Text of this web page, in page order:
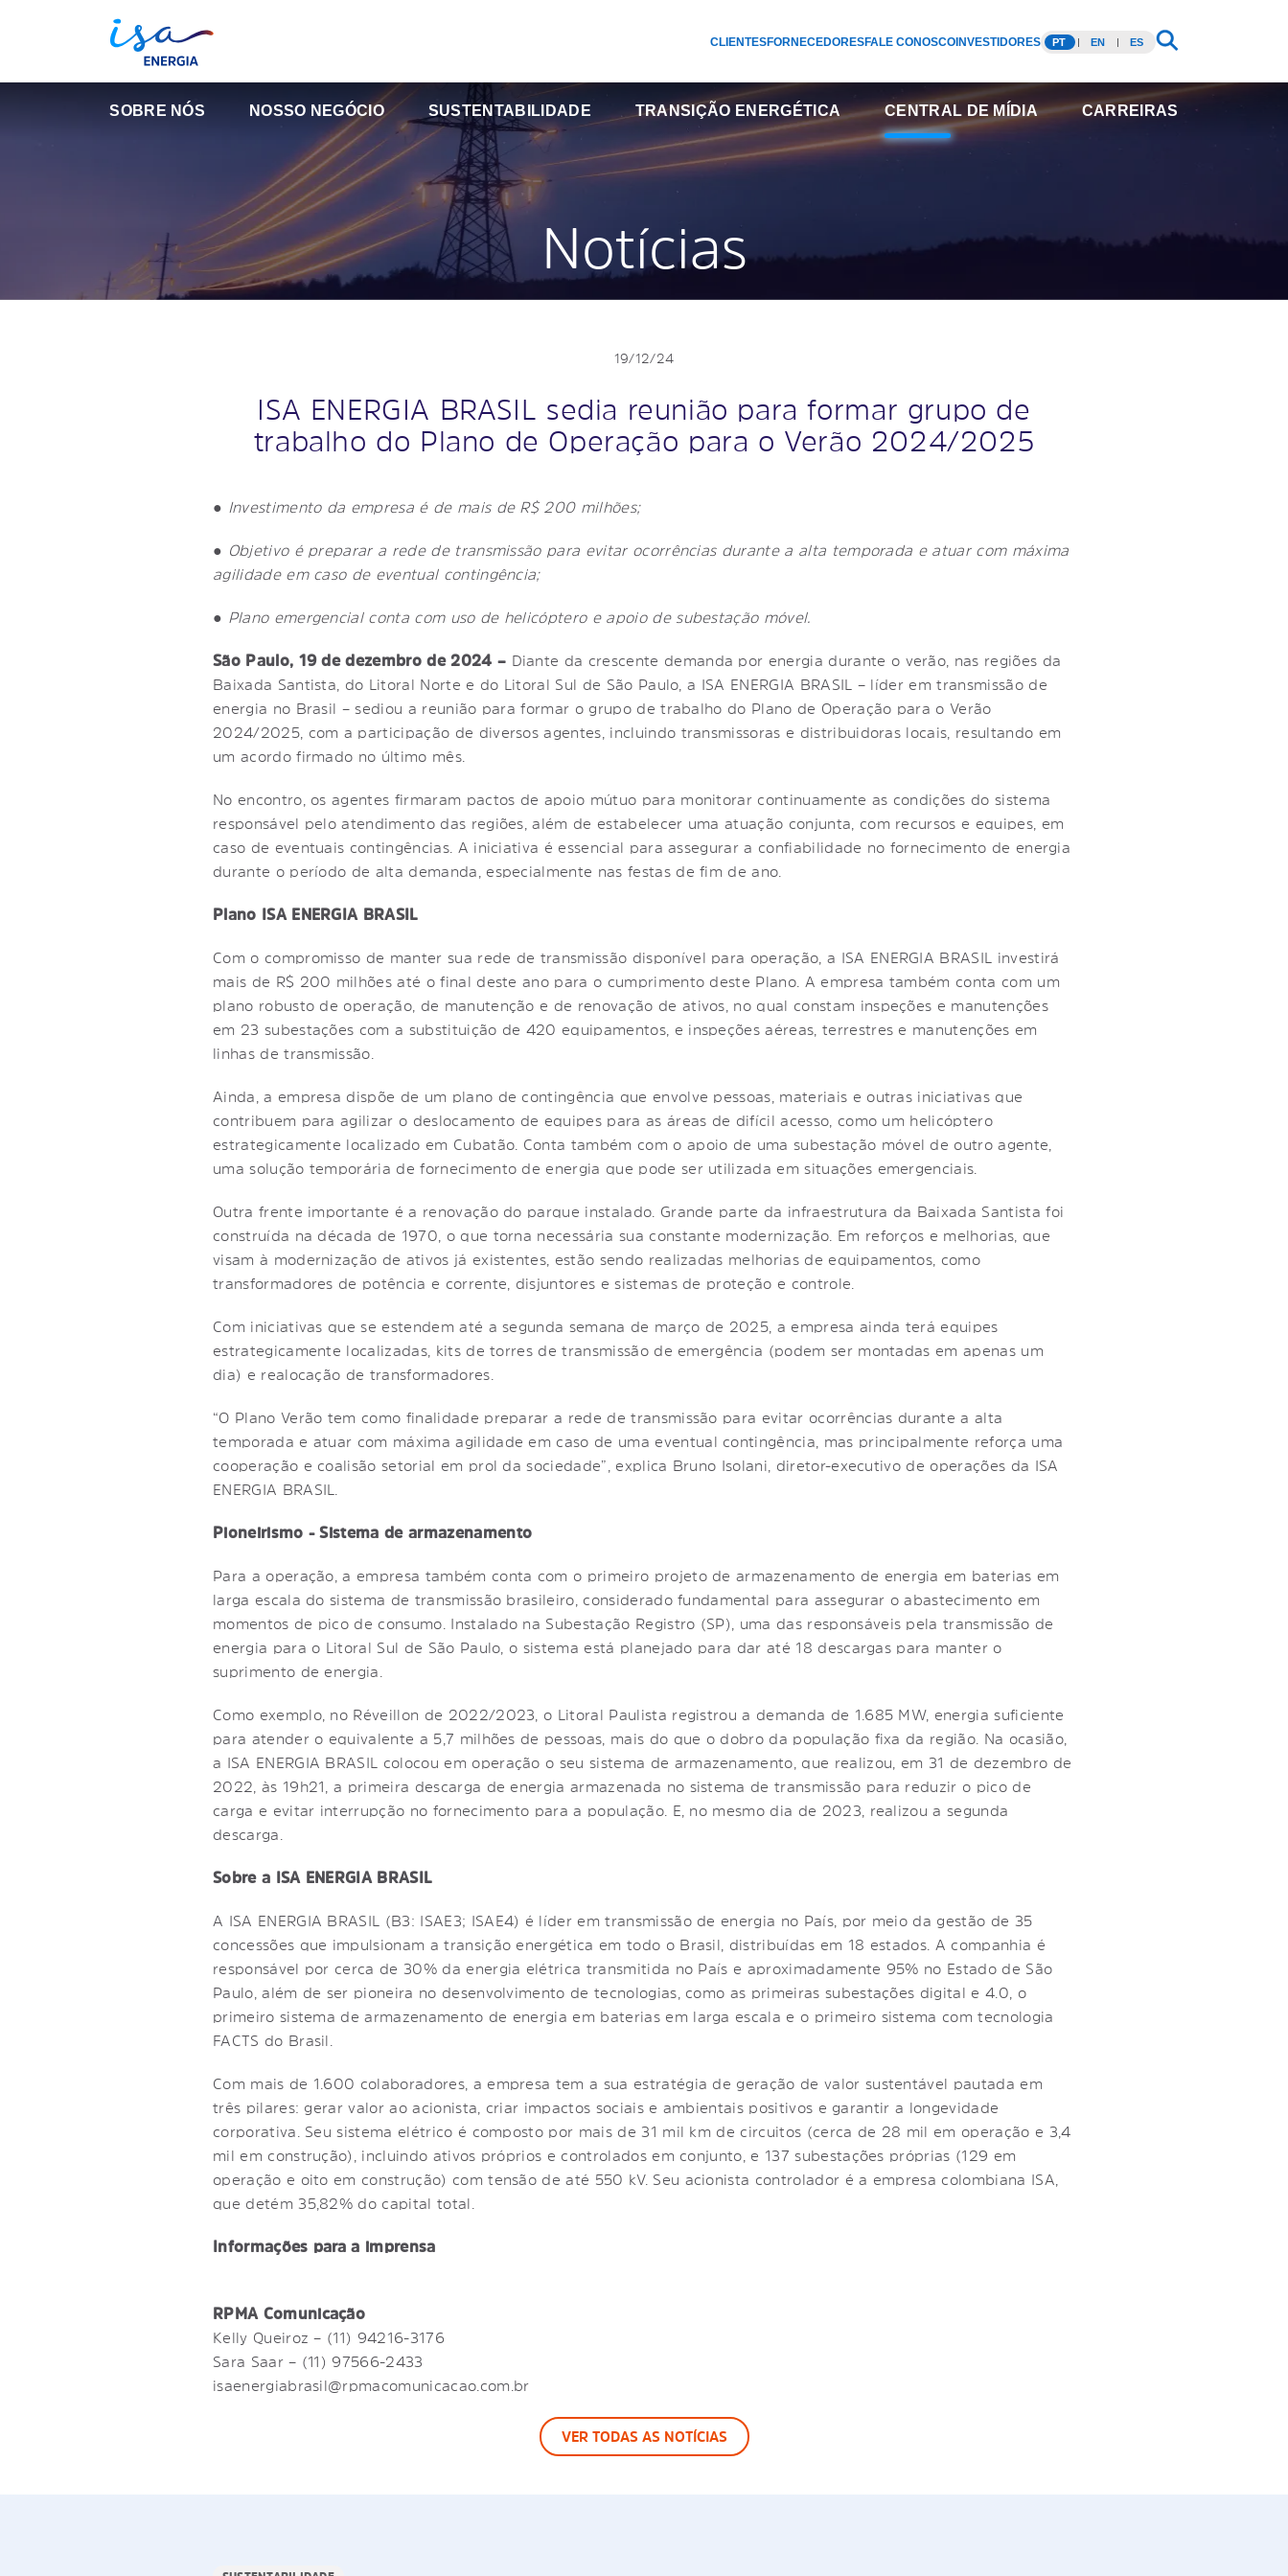
CLIENTESFORNECEDORESFALE CONOSCOINVESTIDORES PT EN ES
SOBRE NÓS NOSSO NEGÓCIO SUSTENTABILIDADE TRANSIÇÃO ENERGÉTICA CENTRAL DE MÍDIA CARREIRAS
Notícias
19/12/24
ISA ENERGIA BRASIL sedia reunião para formar grupo de
trabalho do Plano de Operação para o Verão 2024/2025
● Investimento da empresa é de mais de R$ 200 milhões;
● Objetivo é preparar a rede de transmissão para evitar ocorrências durante a alta temporada e atuar com máxima
agilidade em caso de eventual contingência;
● Plano emergencial conta com uso de helicóptero e apoio de subestação móvel.
São Paulo, 19 de dezembro de 2024 – Diante da crescente demanda por energia durante o verão, nas regiões da
Baixada Santista, do Litoral Norte e do Litoral Sul de São Paulo, a ISA ENERGIA BRASIL – líder em transmissão de
energia no Brasil – sediou a reunião para formar o grupo de trabalho do Plano de Operação para o Verão
2024/2025, com a participação de diversos agentes, incluindo transmissoras e distribuidoras locais, resultando em
um acordo firmado no último mês.
No encontro, os agentes firmaram pactos de apoio mútuo para monitorar continuamente as condições do sistema
responsável pelo atendimento das regiões, além de estabelecer uma atuação conjunta, com recursos e equipes, em
caso de eventuais contingências. A iniciativa é essencial para assegurar a confiabilidade no fornecimento de energia
durante o período de alta demanda, especialmente nas festas de fim de ano.
Plano ISA ENERGIA BRASIL
Com o compromisso de manter sua rede de transmissão disponível para operação, a ISA ENERGIA BRASIL investirá
mais de R$ 200 milhões até o final deste ano para o cumprimento deste Plano. A empresa também conta com um
plano robusto de operação, de manutenção e de renovação de ativos, no qual constam inspeções e manutenções
em 23 subestações com a substituição de 420 equipamentos, e inspeções aéreas, terrestres e manutenções em
linhas de transmissão.
Ainda, a empresa dispõe de um plano de contingência que envolve pessoas, materiais e outras iniciativas que
contribuem para agilizar o deslocamento de equipes para as áreas de difícil acesso, como um helicóptero
estrategicamente localizado em Cubatão. Conta também com o apoio de uma subestação móvel de outro agente,
uma solução temporária de fornecimento de energia que pode ser utilizada em situações emergenciais.
Outra frente importante é a renovação do parque instalado. Grande parte da infraestrutura da Baixada Santista foi
construída na década de 1970, o que torna necessária sua constante modernização. Em reforços e melhorias, que
visam à modernização de ativos já existentes, estão sendo realizadas melhorias de equipamentos, como
transformadores de potência e corrente, disjuntores e sistemas de proteção e controle.
Com iniciativas que se estendem até a segunda semana de março de 2025, a empresa ainda terá equipes
estrategicamente localizadas, kits de torres de transmissão de emergência (podem ser montadas em apenas um
dia) e realocação de transformadores.
“O Plano Verão tem como finalidade preparar a rede de transmissão para evitar ocorrências durante a alta
temporada e atuar com máxima agilidade em caso de uma eventual contingência, mas principalmente reforça uma
cooperação e coalisão setorial em prol da sociedade”, explica Bruno Isolani, diretor-executivo de operações da ISA
ENERGIA BRASIL.
Pioneirismo - Sistema de armazenamento
Para a operação, a empresa também conta com o primeiro projeto de armazenamento de energia em baterias em
larga escala do sistema de transmissão brasileiro, considerado fundamental para assegurar o abastecimento em
momentos de pico de consumo. Instalado na Subestação Registro (SP), uma das responsáveis pela transmissão de
energia para o Litoral Sul de São Paulo, o sistema está planejado para dar até 18 descargas para manter o
suprimento de energia.
Como exemplo, no Réveillon de 2022/2023, o Litoral Paulista registrou a demanda de 1.685 MW, energia suficiente
para atender o equivalente a 5,7 milhões de pessoas, mais do que o dobro da população fixa da região. Na ocasião,
a ISA ENERGIA BRASIL colocou em operação o seu sistema de armazenamento, que realizou, em 31 de dezembro de
2022, às 19h21, a primeira descarga de energia armazenada no sistema de transmissão para reduzir o pico de
carga e evitar interrupção no fornecimento para a população. E, no mesmo dia de 2023, realizou a segunda
descarga.
Sobre a ISA ENERGIA BRASIL
A ISA ENERGIA BRASIL (B3: ISAE3; ISAE4) é líder em transmissão de energia no País, por meio da gestão de 35
concessões que impulsionam a transição energética em todo o Brasil, distribuídas em 18 estados. A companhia é
responsável por cerca de 30% da energia elétrica transmitida no País e aproximadamente 95% no Estado de São
Paulo, além de ser pioneira no desenvolvimento de tecnologias, como as primeiras subestações digital e 4.0, o
primeiro sistema de armazenamento de energia em baterias em larga escala e o primeiro sistema com tecnologia
FACTS do Brasil.
Com mais de 1.600 colaboradores, a empresa tem a sua estratégia de geração de valor sustentável pautada em
três pilares: gerar valor ao acionista, criar impactos sociais e ambientais positivos e garantir a longevidade
corporativa. Seu sistema elétrico é composto por mais de 31 mil km de circuitos (cerca de 28 mil em operação e 3,4
mil em construção), incluindo ativos próprios e controlados em conjunto, e 137 subestações próprias (129 em
operação e oito em construção) com tensão de até 550 kV. Seu acionista controlador é a empresa colombiana ISA,
que detém 35,82% do capital total.
Informações para a imprensa
RPMA Comunicação
Kelly Queiroz – (11) 94216-3176
Sara Saar – (11) 97566-2433
isaenergiabrasil@rpmacomunicacao.com.br
VER TODAS AS NOTÍCIAS